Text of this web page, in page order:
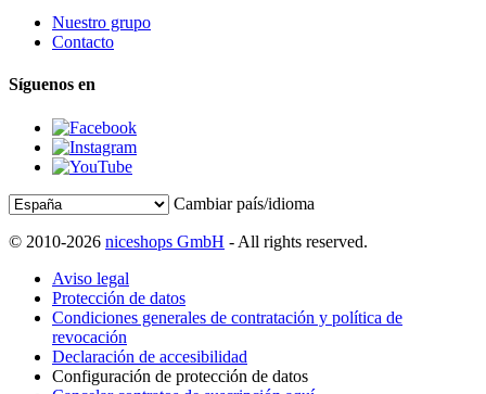
Nuestro grupo
Contacto
Síguenos en
Cambiar país/idioma
© 2010-2026 niceshops GmbH - All rights reserved.
Aviso legal
Protección de datos
Condiciones generales de contratación y política de
revocación
Declaración de accesibilidad
Configuración de protección de datos